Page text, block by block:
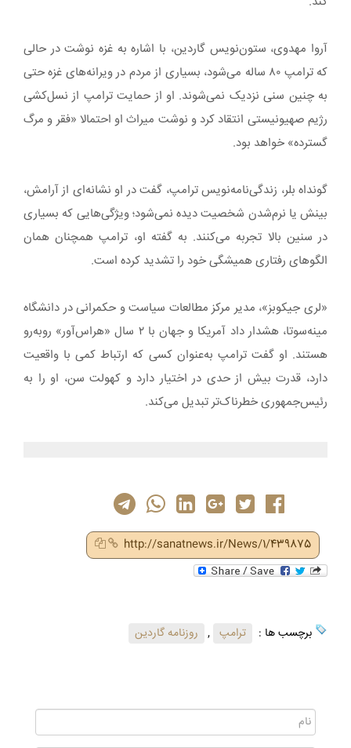
آروا مهدوی، ستون‌نویس گاردین، با اشاره به غزه نوشت در حالی
که ترامپ ۸۰ ساله می‌شود، بسیاری از مردم در ویرانه‌های غزه حتی
به چنین سنی نزدیک نمی‌شوند. او از حمایت ترامپ از نسل‌کشی
رژیم صهیونیستی انتقاد کرد و نوشت میراث او احتمالا «فقر و مرگ
گسترده» خواهد بود.
گونداه بلر، زندگی‌نامه‌نویس ترامپ، گفت در او نشانه‌ای از آرامش،
بینش یا نرم‌شدن شخصیت دیده نمی‌شود؛ ویژگی‌هایی که بسیاری
در سنین بالا تجربه می‌کنند. به گفته او، ترامپ همچنان همان
الگوهای رفتاری همیشگی خود را تشدید کرده است.
«لری جیکوبز»، مدیر مرکز مطالعات سیاست و حکمرانی در دانشگاه
مینه‌سوتا، هشدار داد آمریکا و جهان با ۲ سال «هراس‌آور» روبه‌رو
هستند. او گفت ترامپ به‌عنوان کسی که ارتباط کمی با واقعیت
دارد، قدرت بیش از حدی در اختیار دارد و کهولت سن، او را به
رئیس‌جمهوری خطرناک‌تر تبدیل می‌کند.
http://sanatnews.ir/News/1/439875
برچسب ها : ترامپ , روزنامه گاردین